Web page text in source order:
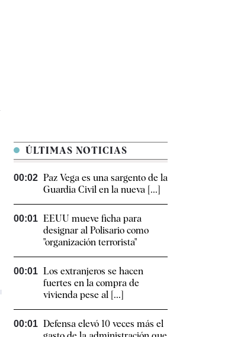
ÚLTIMAS NOTICIAS
00:02 Paz Vega es una sargento de la
Guardia Civil en la nueva [...]
00:01 EEUU mueve ficha para
designar al Polisario como
"organización terrorista"
00:01 Los extranjeros se hacen
fuertes en la compra de
vivienda pese al [...]
00:01 Defensa elevó 10 veces más el